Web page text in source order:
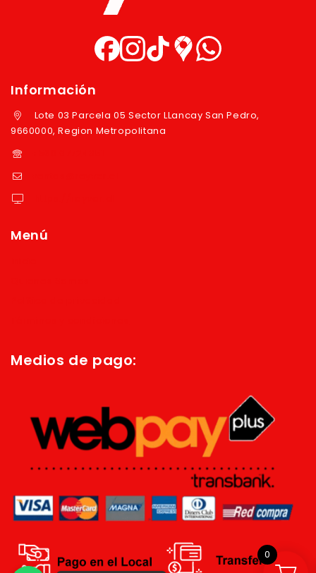
Información
Lote 03 Parcela 05 Sector LLancay San Pedro,
9660000, Region Metropolitana
Menú
Medios de pago:
0